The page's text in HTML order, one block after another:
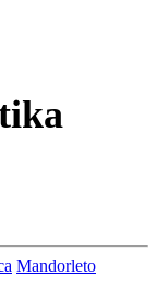
Mandorleto